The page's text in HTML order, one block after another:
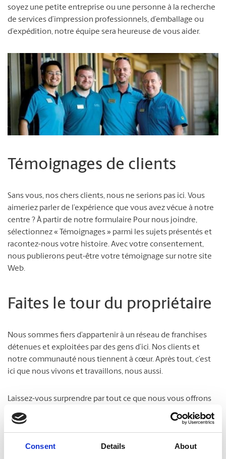
Consent Details About
soyez une petite entreprise ou une personne à la recherche
de services d’impression professionnels, d’emballage ou
d’expédition, notre équipe sera heureuse de vous aider.
Témoignages de clients
Sans vous, nos chers clients, nous ne serions pas ici. Vous
aimeriez parler de l’expérience que vous avez vécue à notre
centre ? À partir de notre formulaire Pour nous joindre,
sélectionnez « Témoignages » parmi les sujets présentés et
racontez-nous votre histoire. Avec votre consentement,
nous publierons peut-être votre témoignage sur notre site
Web.
Faites le tour du propriétaire
Nous sommes fiers d’appartenir à un réseau de franchises
détenues et exploitées par des gens d’ici. Nos clients et
notre communauté nous tiennent à cœur. Après tout, c’est
ici que nous vivons et travaillons, nous aussi.
Laissez-vous surprendre par tout ce que nous vous offrons
pour vous simplifier la vie !